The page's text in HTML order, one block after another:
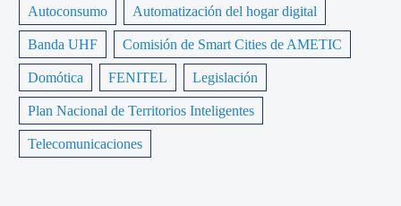
Autoconsumo Automatización del hogar digital
Banda UHF Comisión de Smart Cities de AMETIC
Domótica FENITEL Legislación
Plan Nacional de Territorios Inteligentes
Telecomunicaciones